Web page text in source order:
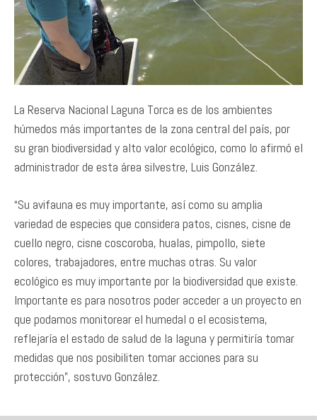
La Reserva Nacional Laguna Torca es de los ambientes
húmedos más importantes de la zona central del país, por
su gran biodiversidad y alto valor ecológico, como lo afirmó el
administrador de esta área silvestre, Luis González.
“Su avifauna es muy importante, así como su amplia
variedad de especies que considera patos, cisnes, cisne de
cuello negro, cisne coscoroba, hualas, pimpollo, siete
colores, trabajadores, entre muchas otras. Su valor
ecológico es muy importante por la biodiversidad que existe.
Importante es para nosotros poder acceder a un proyecto en
que podamos monitorear el humedal o el ecosistema,
reflejaría el estado de salud de la laguna y permitiría tomar
medidas que nos posibiliten tomar acciones para su
protección”, sostuvo González.